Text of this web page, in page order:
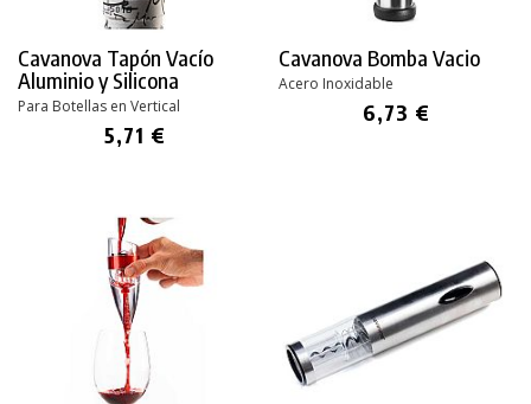
PRODUCTO AÑADIDO AL CARRITO
Cavanova Tapón Vacío
Aluminio y Silicona
Para Botellas en Vertical
5,71 €
Cavanova Bomba Vacio
Acero Inoxidable
6,73 €